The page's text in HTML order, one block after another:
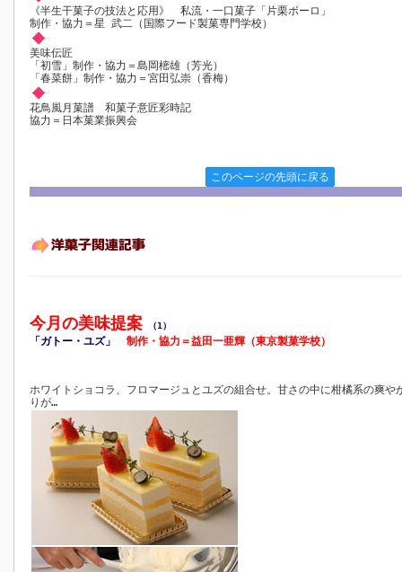
《半生干菓子の技法と応用》 私流・一口菓子「片栗ボーロ」
制作・協力＝星 武二（国際フード製菓専門学校）
美味伝匠
「初雪」制作・協力＝島岡樒雄（芳光）
「春菜餅」制作・協力＝宮田弘崇（香梅）
花鳥風月菓譜 和菓子意匠彩時記
協力＝日本菓業振興会
このページの先頭に戻る
今月の美味提案 （1）
「ガトー・ユズ」 制作・協力＝益田一亜輝（東京製菓学校）
ホワイトショコラ、フロマージュとユズの組合せ。甘さの中に柑橘系の爽や
りが…